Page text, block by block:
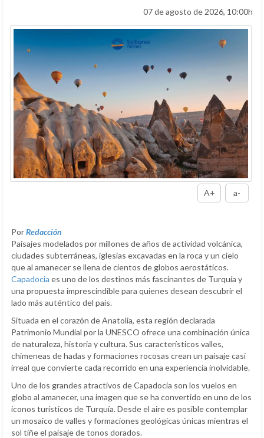
07 de agosto de 2026, 10:00h
A+ a-
PorRedacción
Paisajes modelados por millones de años de actividad volcánica,
ciudades subterráneas, iglesias excavadas en la roca y un cielo
que al amanecer se llena de cientos de globos aerostáticos.
Capadocia es uno de los destinos más fascinantes de Turquía y
una propuesta imprescindible para quienes desean descubrir el
lado más auténtico del país.
Situada en el corazón de Anatolia, esta región declarada
Patrimonio Mundial por la UNESCO ofrece una combinación única
de naturaleza, historia y cultura. Sus característicos valles,
chimeneas de hadas y formaciones rocosas crean un paisaje casi
irreal que convierte cada recorrido en una experiencia inolvidable.
Uno de los grandes atractivos de Capadocia son los vuelos en
globo al amanecer, una imagen que se ha convertido en uno de los
iconos turísticos de Turquía. Desde el aire es posible contemplar
un mosaico de valles y formaciones geológicas únicas mientras el
sol tiñe el paisaje de tonos dorados.